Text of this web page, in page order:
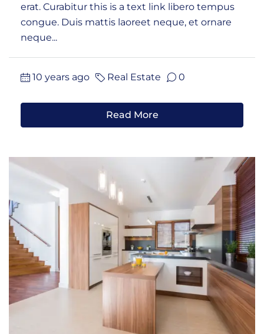
erat. Curabitur this is a text link libero tempus
congue. Duis mattis laoreet neque, et ornare
neque...
10 years ago Real Estate 0
Read More